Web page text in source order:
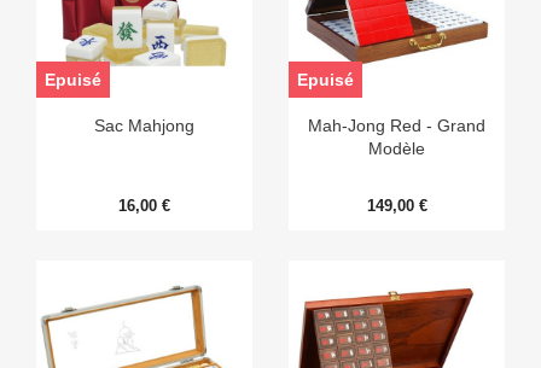
Sac Mahjong
16,00 €
Epuisé
Mah-Jong Red - Grand
Modèle
149,00 €
Epuisé